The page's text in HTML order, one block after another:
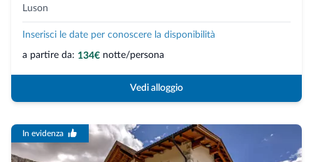
Luson
Inserisci le date per conoscere la disponibilità
a partire da: 134€ notte/persona
Vedi alloggio
In evidenza